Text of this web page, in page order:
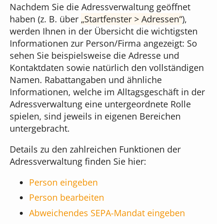
Nachdem Sie die Adressverwaltung geöffnet
haben (z. B. über Startfenster > Adressen ),
werden Ihnen in der Übersicht die wichtigsten
Informationen zur Person/Firma angezeigt: So
sehen Sie beispielsweise die Adresse und
Kontaktdaten sowie natürlich den vollständigen
Namen. Rabattangaben und ähnliche
Informationen, welche im Alltagsgeschäft in der
Adressverwaltung eine untergeordnete Rolle
spielen, sind jeweils in eigenen Bereichen
untergebracht.
Details zu den zahlreichen Funktionen der
Adressverwaltung finden Sie hier:
Person eingeben
Person bearbeiten
Abweichendes SEPA-Mandat eingeben